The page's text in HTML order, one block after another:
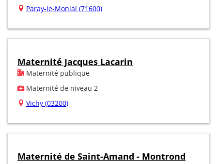
Paray-le-Monial (71600)
Maternité Jacques Lacarin
Maternité publique
Maternité de niveau 2
Vichy (03200)
Maternité de Saint-Amand - Montrond